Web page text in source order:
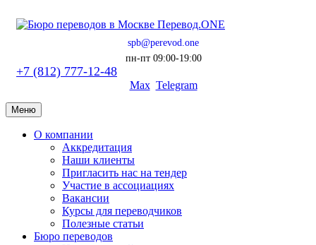
spb@perevod.one
пн-пт 09:00-19:00
+7 (812) 777-12-48
Max Telegram
Меню
О компании
Аккредитация
Наши клиенты
Пригласить нас на тендер
Участие в ассоциациях
Вакансии
Курсы для переводчиков
Полезные статьи
Бюро переводов